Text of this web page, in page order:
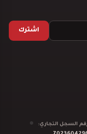
اشترك
السجل التجاري: